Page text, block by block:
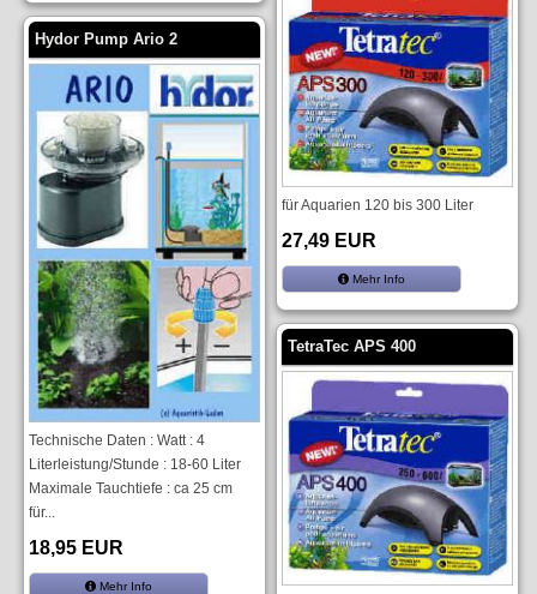
Hydor Pump Ario 2
Technische Daten : Watt : 4
Literleistung/Stunde : 18-60 Liter
Maximale Tauchtiefe : ca 25 cm
für...
18,95 EUR
Mehr Info
für Aquarien 120 bis 300 Liter
27,49 EUR
Mehr Info
TetraTec APS 400